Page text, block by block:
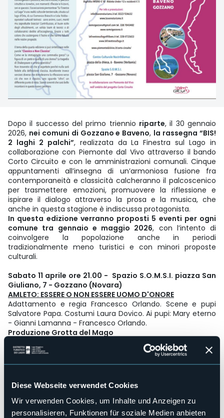
Diese Webseite verwendet Cookies
Wir verwenden Cookies, um Inhalte und Anzeigen zu
personalisieren, Funktionen für soziale Medien anbieten
Dopo il successo del primo triennio riparte, il 30 gennaio
2026, nei comuni di Gozzano e Baveno, la rassegna “BIS!
2 laghi 2 palchi”, realizzata da La Finestra sul Lago in
collaborazione con Piemonte dal Vivo attraverso il bando
Corto Circuito e con le amministrazioni comunali. Cinque
appuntamenti all’insegna di un’armoniosa fusione fra
contemporaneità e classicità calcheranno il palcoscenico
per trasmettere emozioni, promuovere la riflessione e
ispirare il dialogo attraverso la prosa e la musica, che
anche in questa stagione è indiscussa protagonista.
In questa edizione verranno proposti 5 eventi per ogni
comune tra gennaio e maggio 2026, con l’intento di
coinvolgere la popolazione anche in periodi
tradizionalmente meno turistici e con minori proposte
culturali.
Sabato 11 aprile ore 21.00 - Spazio S.O.M.S.I. piazza San
Giuliano, 7 - Gozzano (Novara)
AMLETO: ESSERE O NON ESSERE UOMO D'ONORE
Adattamento e regia Francesco Orlando. Scene e pupi
Salvatore Papa. Costumi Laura Dovico. Ai pupi: Mary eterno
- Gianni Lamanna - Francesco Orlando.
Produzione Grotta del Mago
Adattamento dell'opera di Shakespeare, un classico rivisto
patrimonio dell'umanità per il suo indiscutibile valore di
artigianato artistico.
Biglietto intero € 10 – Biglietto ridotto, residenti e under 12